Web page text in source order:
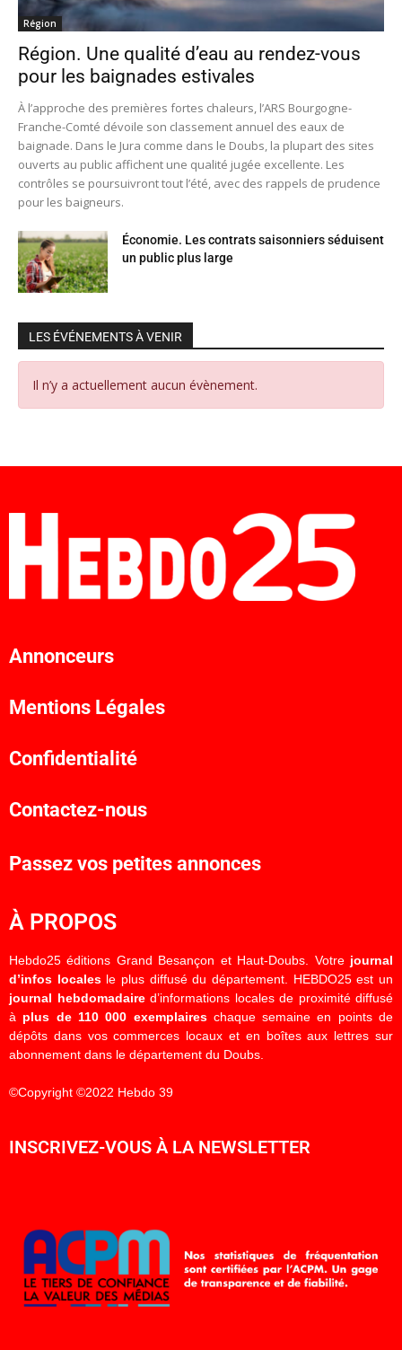
Région
Région. Une qualité d’eau au rendez-vous
pour les baignades estivales
À l’approche des premières fortes chaleurs, l’ARS Bourgogne-
Franche-Comté dévoile son classement annuel des eaux de
baignade. Dans le Jura comme dans le Doubs, la plupart des sites
ouverts au public affichent une qualité jugée excellente. Les
contrôles se poursuivront tout l’été, avec des rappels de prudence
pour les baigneurs.
Économie. Les contrats saisonniers séduisent
un public plus large
LES ÉVÉNEMENTS À VENIR
Il n’y a actuellement aucun évènement.
Annonceurs
Mentions Légales
Confidentialité
Contactez-nous
Passez vos petites annonces
À PROPOS
Hebdo25 éditions Grand Besançon et Haut-Doubs. Votre journal
d’infos localesle plus diffusé du département. HEBDO25 est un
journal hebdomadaired’informations locales de proximité diffusé
à plus de 110 000 exemplaireschaque semaine en points de
dépôts dans vos commerces locaux et en boîtes aux lettres sur
abonnement dans le département du Doubs.
©Copyright ©2022 Hebdo 39
INSCRIVEZ-VOUS À LA NEWSLETTER